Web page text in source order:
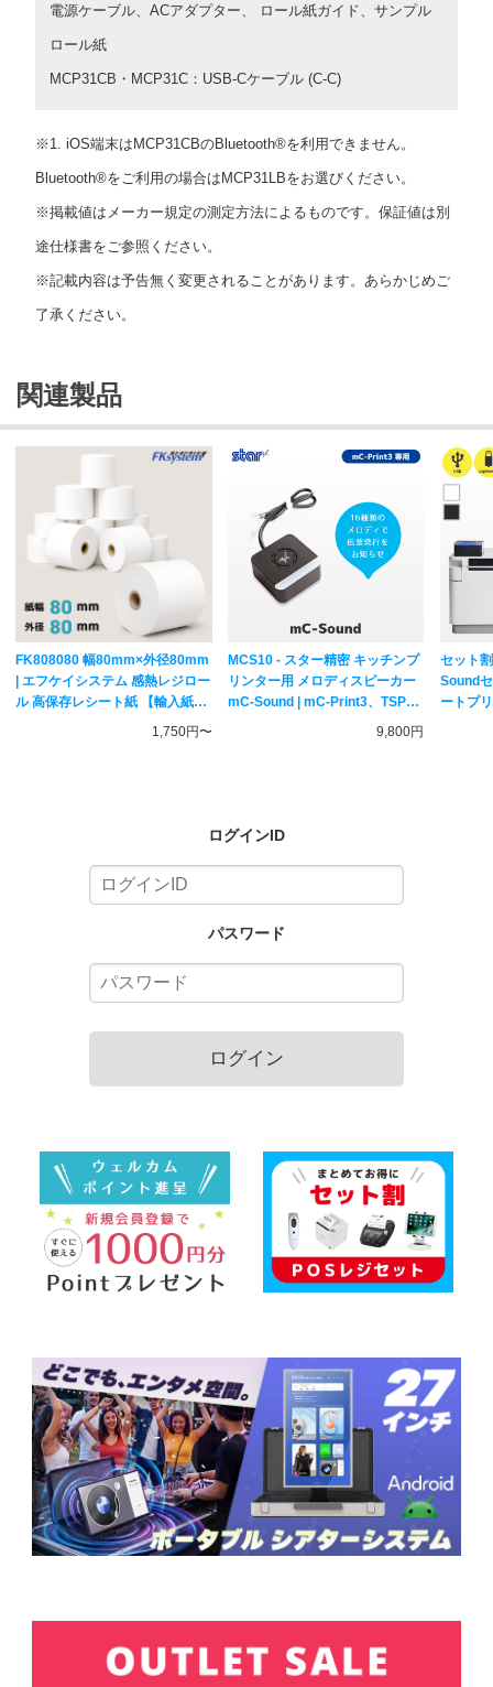
電源ケーブル、ACアダプター、 ロール紙ガイド、サンプル
ロール紙
MCP31CB・MCP31C：USB-Cケーブル (C-C)
※1. iOS端末はMCP31CBのBluetooth®を利用できません。
Bluetooth®をご利用の場合はMCP31LBをお選びください。
※掲載値はメーカー規定の測定方法によるものです。保証値は別
途仕様書をご参照ください。
※記載内容は予告無く変更されることがあります。あらかじめご
了承ください。
関連製品
FK808080 幅80mm×外径80mm
| エフケイシステム 感熱レジロー
ル 高保存レシート紙 【輸入紙・
1,750円〜
MCS10 - スター精密 キッチンプ
リンター用 メロディスピーカー
mC-Sound | mC-Print3、TSPシ
9,800円
セット
Sound
ートプ
ログインID
パスワード
ログイン